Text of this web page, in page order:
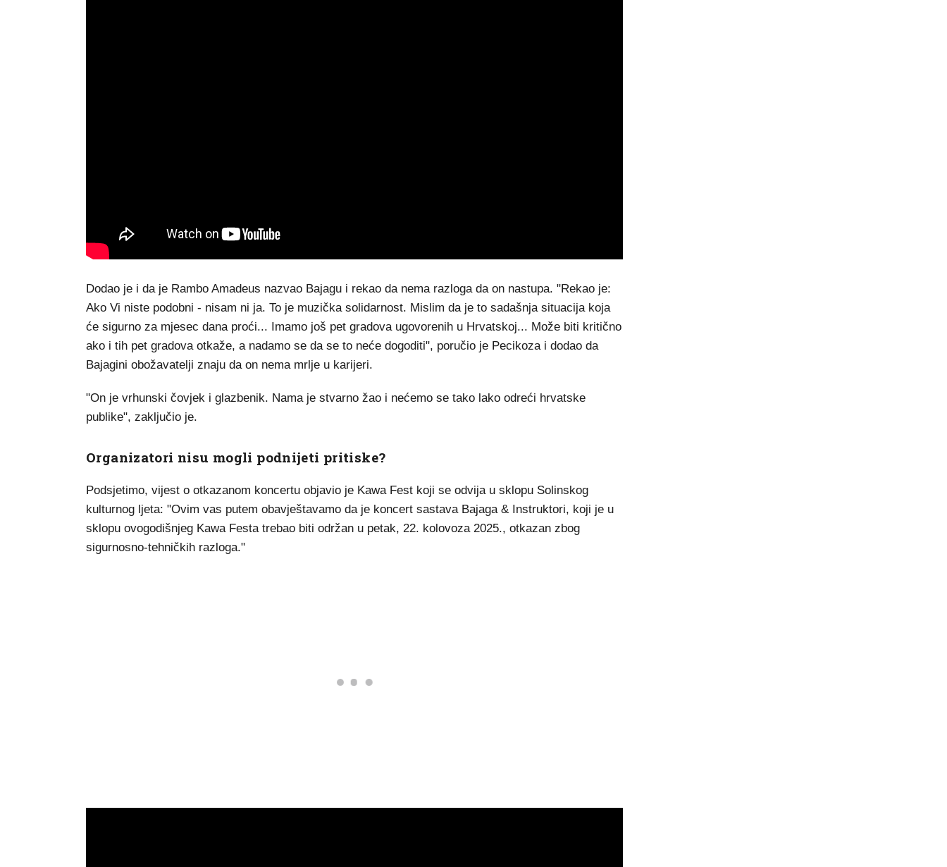
Dodao je i da je Rambo Amadeus nazvao Bajagu i rekao da nema razloga da on nastupa. "Rekao je:
Ako Vi niste podobni - nisam ni ja. To je muzička solidarnost. Mislim da je to sadašnja situacija koja
će sigurno za mjesec dana proći... Imamo još pet gradova ugovorenih u Hrvatskoj... Može biti kritično
ako i tih pet gradova otkaže, a nadamo se da se to neće dogoditi", poručio je Pecikoza i dodao da
Bajagini obožavatelji znaju da on nema mrlje u karijeri.
"On je vrhunski čovjek i glazbenik. Nama je stvarno žao i nećemo se tako lako odreći hrvatske
publike", zaključio je.
Organizatori nisu mogli podnijeti pritiske?
Podsjetimo, vijest o otkazanom koncertu objavio je Kawa Fest koji se odvija u sklopu Solinskog
kulturnog ljeta: "Ovim vas putem obavještavamo da je koncert sastava Bajaga & Instruktori, koji je u
sklopu ovogodišnjeg Kawa Festa trebao biti održan u petak, 22. kolovoza 2025., otkazan zbog
sigurnosno-tehničkih razloga."